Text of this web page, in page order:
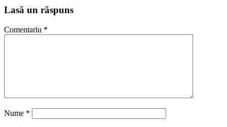
Lasă un răspuns
Comentariu *
Nume *